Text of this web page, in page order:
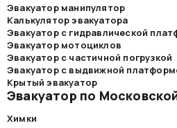
Эвакуатор манипулятор
Калькулятор эвакуатора
Эвакуатор с гидравлической
Эвакуатор мотоциклов
Эвакуатор с частичной погрузкой
Эвакуатор с выдвижной
Крытый эвакуатор
Эвакуатор по
Химки